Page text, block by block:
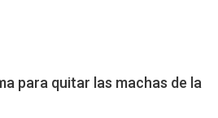
para quitar las machas de la